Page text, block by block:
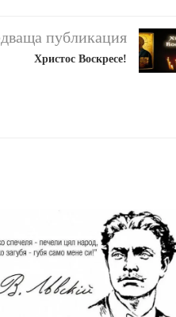
публикация
Христос Воскресе!